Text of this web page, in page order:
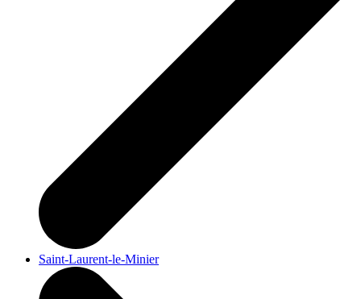
Saint-Laurent-le-Minier